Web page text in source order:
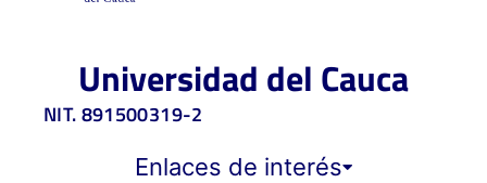
Universidad del Cauca
NIT. 891500319-2
Enlaces de interés